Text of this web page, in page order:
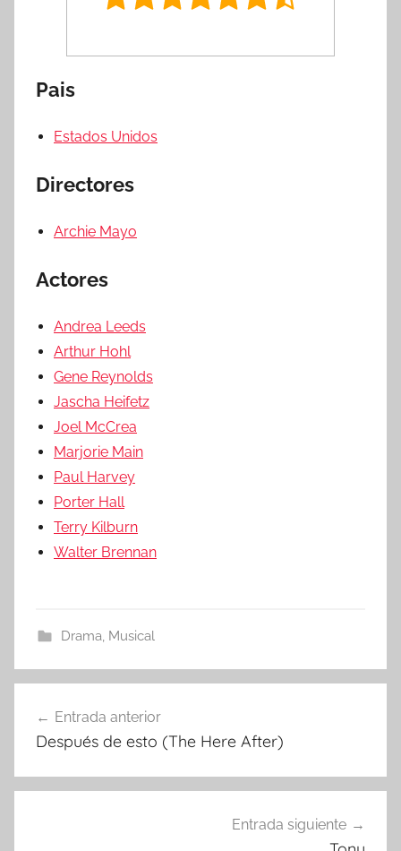
Pais
Estados Unidos
Directores
Archie Mayo
Actores
Andrea Leeds
Arthur Hohl
Gene Reynolds
Jascha Heifetz
Joel McCrea
Marjorie Main
Paul Harvey
Porter Hall
Terry Kilburn
Walter Brennan
Drama, Musical
Navegación
de
entradas
Entrada anterior
Después de esto (The Here After)
Entrada siguiente